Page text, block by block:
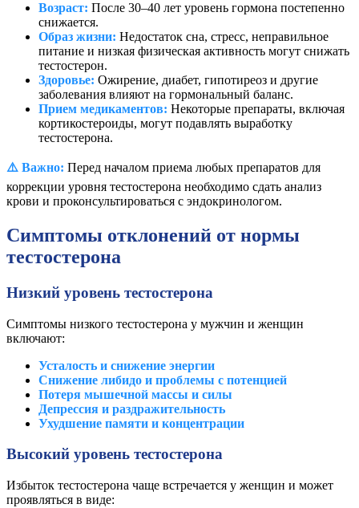
Возраст: После 30–40 лет уровень гормона постепенно
снижается.
Образ жизни: Недостаток сна, стресс, неправильное
питание и низкая физическая активность могут снижать
тестостерон.
Здоровье: Ожирение, диабет, гипотиреоз и другие
заболевания влияют на гормональный баланс.
Прием медикаментов: Некоторые препараты, включая
кортикостероиды, могут подавлять выработку
тестостерона.
⚠️ Важно: Перед началом приема любых препаратов для
коррекции уровня тестостерона необходимо сдать анализ
крови и проконсультироваться с эндокринологом.
Симптомы отклонений от нормы
тестостерона
Низкий уровень тестостерона
Симптомы низкого тестостерона у мужчин и женщин
включают:
Усталость и снижение энергии
Снижение либидо и проблемы с потенцией
Потеря мышечной массы и силы
Депрессия и раздражительность
Ухудшение памяти и концентрации
Высокий уровень тестостерона
Избыток тестостерона чаще встречается у женщин и может
проявляться в виде: